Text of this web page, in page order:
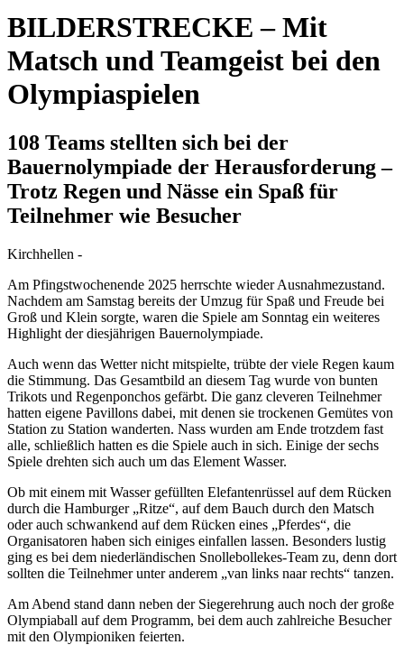
BILDERSTRECKE – Mit
Matsch und Teamgeist bei den
Olympiaspielen
108 Teams stellten sich bei der
Bauernolympiade der Herausforderung –
Trotz Regen und Nässe ein Spaß für
Teilnehmer wie Besucher
Kirchhellen -
Am Pfingstwochenende 2025 herrschte wieder Ausnahmezustand.
Nachdem am Samstag bereits der Umzug für Spaß und Freude bei
Groß und Klein sorgte, waren die Spiele am Sonntag ein weiteres
Highlight der diesjährigen Bauernolympiade.
Auch wenn das Wetter nicht mitspielte, trübte der viele Regen kaum
die Stimmung. Das Gesamtbild an diesem Tag wurde von bunten
Trikots und Regenponchos gefärbt. Die ganz cleveren Teilnehmer
hatten eigene Pavillons dabei, mit denen sie trockenen Gemütes von
Station zu Station wanderten. Nass wurden am Ende trotzdem fast
alle, schließlich hatten es die Spiele auch in sich. Einige der sechs
Spiele drehten sich auch um das Element Wasser.
Ob mit einem mit Wasser gefüllten Elefantenrüssel auf dem Rücken
durch die Hamburger „Ritze“, auf dem Bauch durch den Matsch
oder auch schwankend auf dem Rücken eines „Pferdes“, die
Organisatoren haben sich einiges einfallen lassen. Besonders lustig
ging es bei dem niederländischen Snollebollekes-Team zu, denn dort
sollten die Teilnehmer unter anderem „van links naar rechts“ tanzen.
Am Abend stand dann neben der Siegerehrung auch noch der große
Olympiaball auf dem Programm, bei dem auch zahlreiche Besucher
mit den Olympioniken feierten.